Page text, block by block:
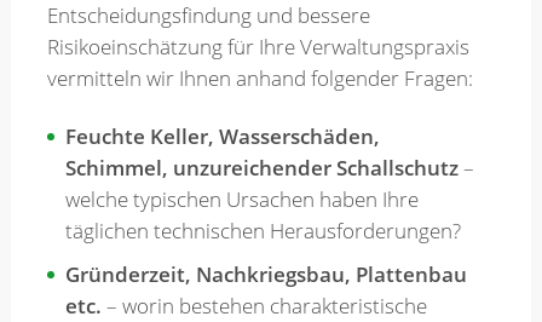
Entscheidungsfindung und bessere
Risikoeinschätzung für Ihre Verwaltungspraxis
vermitteln wir Ihnen anhand folgender Fragen:
Feuchte Keller, Wasserschäden,
Schimmel, unzureichender Schallschutz–
welche typischen Ursachen haben Ihre
täglichen technischen Herausforderungen?
Gründerzeit, Nachkriegsbau, Plattenbau
etc. – worin bestehen charakteristische